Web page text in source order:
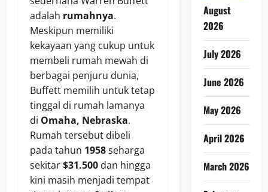
adalah rumahnya.
Meskipun memiliki
kekayaan yang cukup untuk
membeli rumah mewah di
berbagai penjuru dunia,
Buffett memilih untuk tetap
tinggal di rumah lamanya
di Omaha, Nebraska.
Rumah tersebut dibeli
pada tahun 1958seharga
sekitar$31.500 dan hingga
kini masih menjadi tempat
August
2026
July 2026
June 2026
May 2026
April 2026
March 2026